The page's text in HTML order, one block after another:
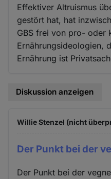
Effektiver Altruismus
gestört hat, hat
GBS frei von pro- oder
Ernährungsideologien,
Ernährung ist
Diskussion anzeigen
Willie Stenzel (nicht
Der Punkt bei der
Der Punkt bei der